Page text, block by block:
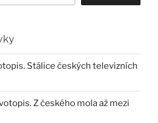
Stálice českých televizních
Z českého mola až mezi